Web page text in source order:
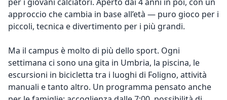
approccio che cambia in base all’età — puro gioco per i
piccoli, tecnica e divertimento per i più grandi.
Ma il campus è molto di più dello sport. Ogni
settimana ci sono una gita in Umbria, la piscina, le
escursioni in bicicletta tra i luoghi di Foligno, attività
manuali e tanto altro. Un programma pensato anche